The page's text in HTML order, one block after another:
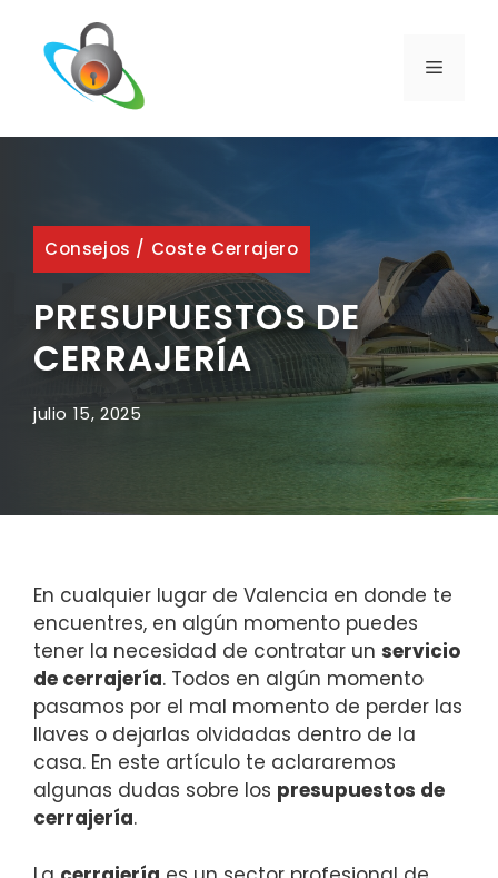
contenido
MENÚ
Consejos / Coste Cerrajero
PRESUPUESTOS DE
CERRAJERÍA
julio 15, 2025
En cualquier lugar de Valencia en donde te
encuentres, en algún momento puedes
tener la necesidad de contratar un servicio
de cerrajería. Todos en algún momento
pasamos por el mal momento de perder las
llaves o dejarlas olvidadas dentro de la
casa. En este artículo te aclararemos
algunas dudas sobre los presupuestos de
cerrajería.